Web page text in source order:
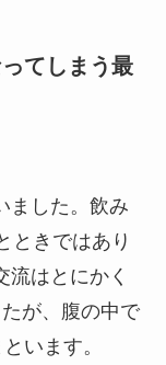
てしまう最
ました。飲み
ときではあり
流はとにかく
が、腹の中で
います。